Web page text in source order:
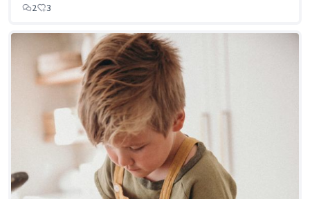
2
3